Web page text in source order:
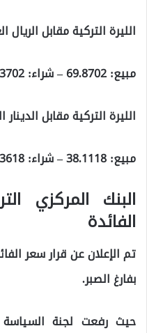
الليرة التركية مقابل الريال
مبيع:69.8702– شراء:
الليرة التركية مقابل الدينار
مبيع:38.1118– شراء:
البنك المركزي
الفائدة
تم الإعلان عن قرار سعر
بفارغ الصبر.
حيث رفعت لجنة السياسة